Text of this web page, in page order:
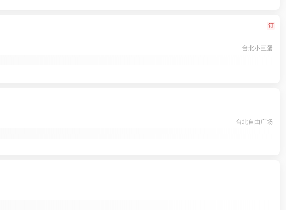
订
台北小巨蛋
台北自由广场